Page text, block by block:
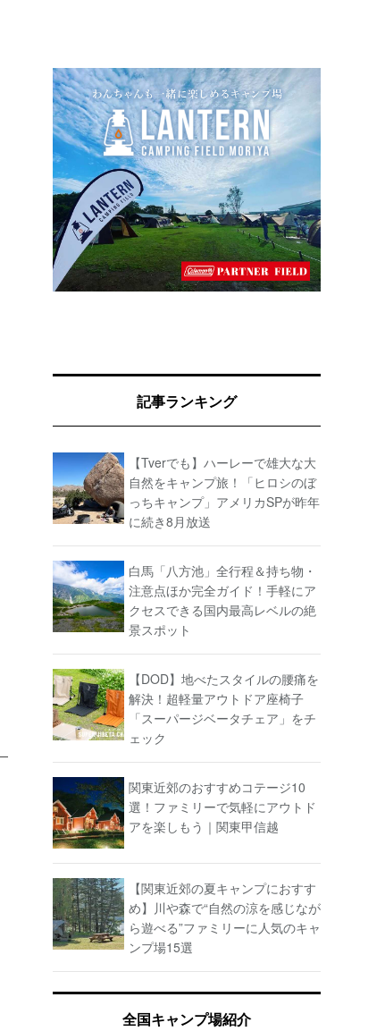
記事ランキング
【Tverでも】ハーレーで雄大な大
自然をキャンプ旅！「ヒロシのぼ
っちキャンプ」アメリカSPが昨年
に続き8月放送
白馬「八方池」全行程＆持ち物・
注意点ほか完全ガイド！手軽にア
クセスできる国内最高レベルの絶
景スポット
【DOD】地べたスタイルの腰痛を
解決！超軽量アウトドア座椅子
「スーパージベータチェア」をチ
ェック
関東近郊のおすすめコテージ10
選！ファミリーで気軽にアウトド
アを楽しもう｜関東甲信越
【関東近郊の夏キャンプにおすす
め】川や森で“自然の涼を感じなが
ら遊べる”ファミリーに人気のキャ
ンプ場15選
全国キャンプ場紹介